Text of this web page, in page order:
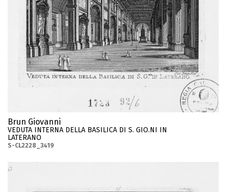
Brun Giovanni
VEDUTA INTERNA DELLA BASILICA DI S. GIO.NI IN
LATERANO
S-CL2228_3419